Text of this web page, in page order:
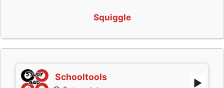
Squiggle
Schooltools